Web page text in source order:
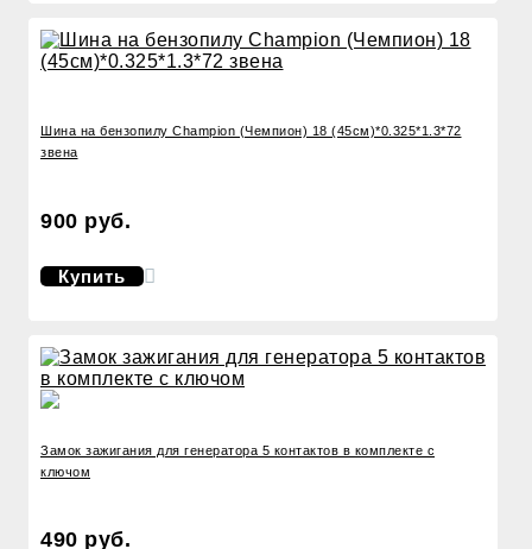
Шина на бензопилу Champion (Чемпион) 18 (45см)*0.325*1.3*72
звена
900 руб.
Купить
Замок зажигания для генератора 5 контактов в комплекте с
ключом
490 руб.